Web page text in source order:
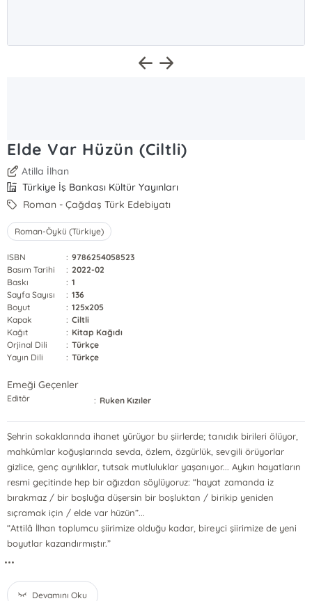
Elde Var Hüzün (Ciltli)
Atilla İlhan
Türkiye İş Bankası Kültür Yayınları
Roman - Çağdaş Türk Edebiyatı
Roman-Öykü (Türkiye)
ISBN : 9786254058523
Basım Tarihi
: 2022-02
Baskı
: 1
Sayfa Sayısı
: 136
Boyut
: 125x205
Kapak
: Ciltli
Kağıt
: Kitap Kağıdı
Orjinal Dili
: Türkçe
Yayın Dili
: Türkçe
Emeği Geçenler
Editör : Ruken Kızıler
Şehrin sokaklarında ihanet yürüyor bu şiirlerde; tanıdık birileri ölüyor,
mahkûmlar koğuşlarında sevda, özlem, özgürlük, sevgili örüyorlar
gizlice, genç ayrılıklar, tutsak mutluluklar yaşanıyor... Aykırı hayatların
resmi geçitinde hep bir ağızdan söylüyoruz: “hayat zamanda iz
bırakmaz / bir boşluğa düşersin bir boşluktan / birikip yeniden
sıçramak için / elde var hüzün”...
“Attilâ İlhan toplumcu şiirimize olduğu kadar, bireyci şiirimize de yeni
boyutlar kazandırmıştır.”
...
Devamını Oku